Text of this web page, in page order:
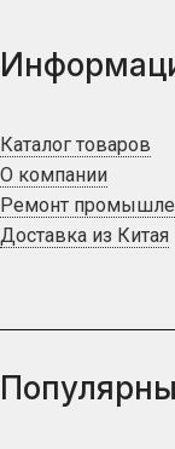
Каталог товаров
О компании
Ремонт
Доставка из Китая